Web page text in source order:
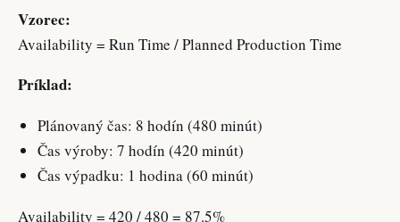
Vzorec:
Availability = Run Time / Planned Production Time
Príklad:
Plánovaný čas: 8 hodín (480 minút)
Čas výroby: 7 hodín (420 minút)
Čas výpadku: 1 hodina (60 minút)
Availability = 420 / 480 = 87.5%